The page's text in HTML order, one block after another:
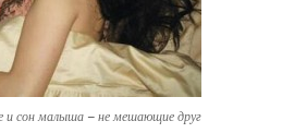
и сон малыша – не мешающие друг